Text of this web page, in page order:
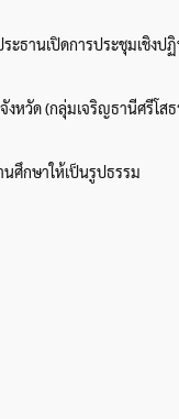
ะธานเปิดการประชุมเชิง
วัด (กลุ่มเจริญธานีศรีโสธ
ศึกษาให้เป็นรูปธรรม